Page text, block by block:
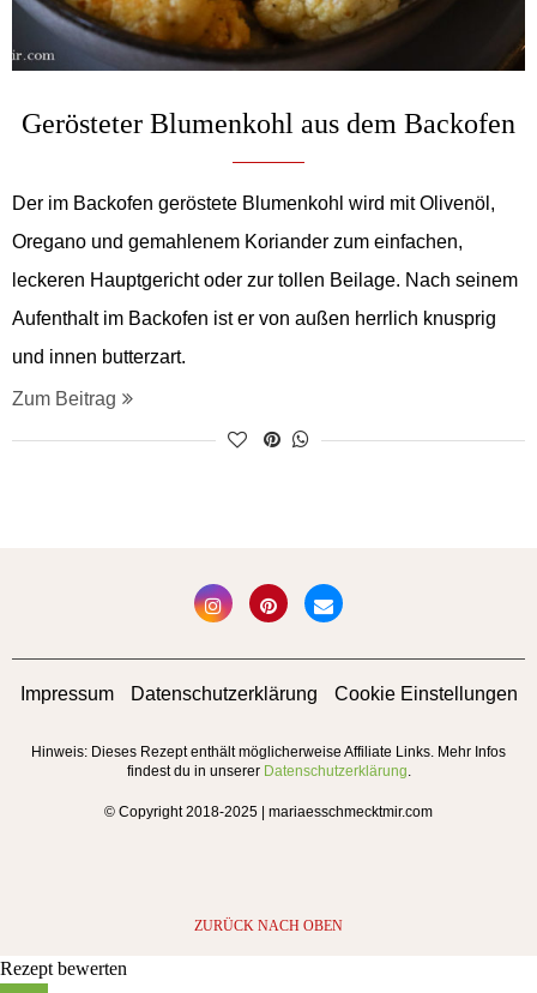
Gerösteter Blumenkohl aus dem Backofen
Der im Backofen geröstete Blumenkohl wird mit Olivenöl,
Oregano und gemahlenem Koriander zum einfachen,
leckeren Hauptgericht oder zur tollen Beilage. Nach seinem
Aufenthalt im Backofen ist er von außen herrlich knusprig
und innen butterzart.
Zum Beitrag
Impressum Datenschutzerklärung Cookie Einstellungen
Hinweis: Dieses Rezept enthält möglicherweise Affiliate Links. Mehr Infos
findest du in unserer Datenschutzerklärung.
© Copyright 2018-2025 | mariaesschmecktmir.com
ZURÜCK NACH OBEN
Rezept bewerten